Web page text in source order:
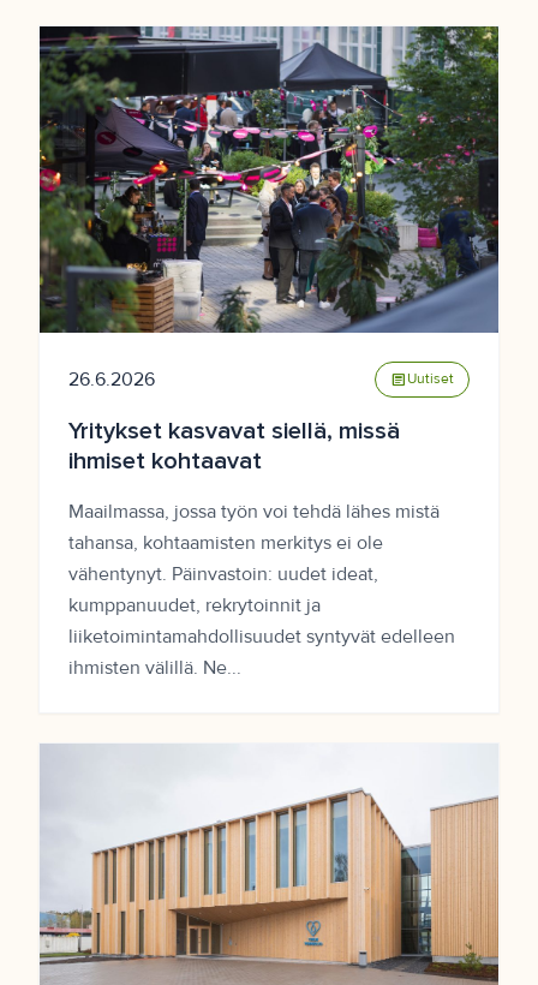
26.6.2026 article Uutiset
Yritykset kasvavat siellä, missä
ihmiset kohtaavat
Maailmassa, jossa työn voi tehdä lähes mistä
tahansa, kohtaamisten merkitys ei ole
vähentynyt. Päinvastoin: uudet ideat,
kumppanuudet, rekrytoinnit ja
liiketoimintamahdollisuudet syntyvät edelleen
ihmisten välillä. Ne...